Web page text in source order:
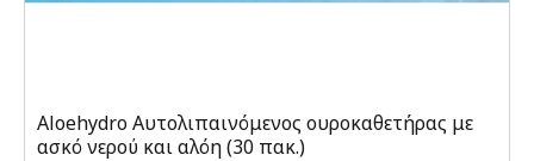
Aloehydro Αυτολιπαινόμενος ουροκαθετήρας με
ασκό νερού και αλόη (30 πακ.)